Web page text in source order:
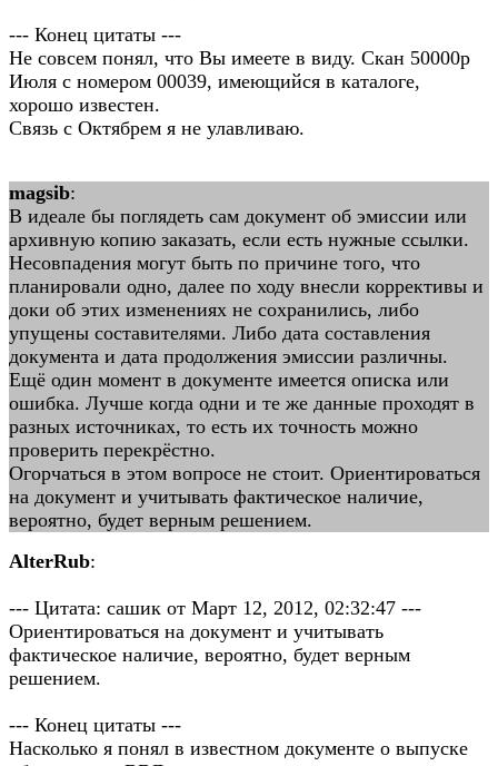
--- Конец цитаты ---
Не совсем понял, что Вы имеете в виду. Скан 50000р
Июля с номером 00039, имеющийся в каталоге,
хорошо известен.
Связь с Октябрем я не улавливаю.
magsib:
В идеале бы поглядеть сам документ об эмиссии или
архивную копию заказать, если есть нужные ссылки.
Несовпадения могут быть по причине того, что
планировали одно, далее по ходу внесли коррективы и
доки об этих изменениях не сохранились, либо
упущены составителями. Либо дата составления
документа и дата продолжения эмиссии различны.
Ещё один момент в документе имеется описка или
ошибка. Лучше когда одни и те же данные проходят в
разных источниках, то есть их точность можно
проверить перекрёстно.
Огорчаться в этом вопросе не стоит. Ориентироваться
на документ и учитывать фактическое наличие,
вероятно, будет верным решением.
AlterRub:
--- Цитата: сашик от Март 12, 2012, 02:32:47 ---
Ориентироваться на документ и учитывать
фактическое наличие, вероятно, будет верным
решением.
--- Конец цитаты ---
Насколько я понял в известном документе о выпуске